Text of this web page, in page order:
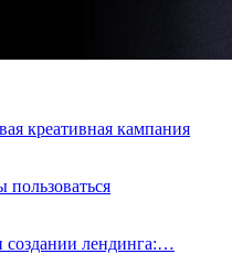
креативная кампания
пользоваться
создании лендинга:…